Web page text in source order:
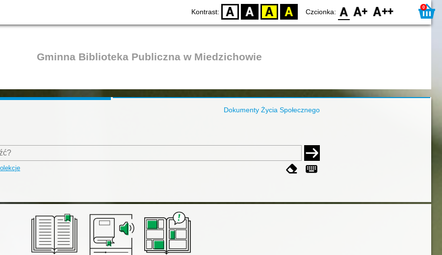
Kontrast: D BW YB BY Czcionka: F0 F1 F2 0
Gminna Biblioteka Publiczna w Miedzichowie
Dokumenty Życia Społecznego